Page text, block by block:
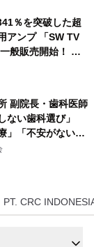
％を突破した超
アンプ 「SW TV
般販売開始！ ケ
、テレビの音が
副院長・歯科医師
ない歯科選び」
」「不安がない治
専門監修
PT. CRC